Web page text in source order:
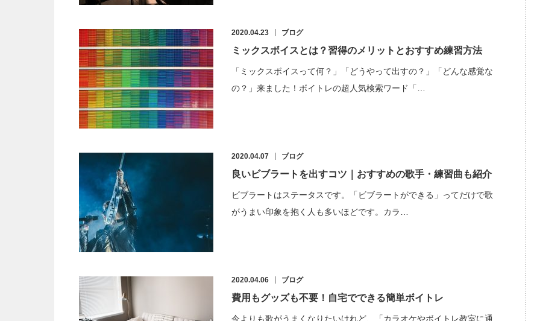
2020.04.23 ブログ
ミックスボイスとは？習得のメリットとおすすめ練習方法
「ミックスボイスって何？」「どうやって出すの？」「どんな感覚な
の？」来ました！ボイトレの超人気検索ワード「…
2020.04.07 ブログ
良いビブラートを出すコツ｜おすすめの歌手・練習曲も紹介
ビブラートはステータスです。「ビブラートができる」ってだけで歌
がうまい印象を抱く人も多いほどです。カラ…
2020.04.06 ブログ
費用もグッズも不要！自宅でできる簡単ボイトレ
今よりも歌がうまくなりたいけれど、「カラオケやボイトレ教室に通